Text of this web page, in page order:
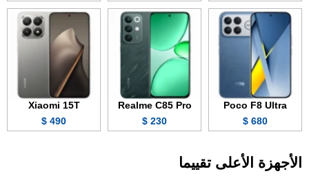
Poco F8 Ultra
680 $
Realme C85 Pro
230 $
Xiaomi 15T
490 $
الأجهزة الأعلى تقييما